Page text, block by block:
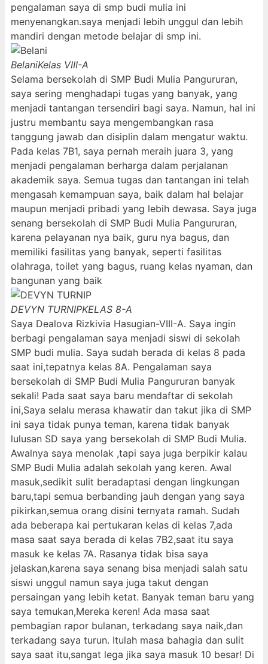
pengalaman saya di smp budi mulia ini
menyenangkan.saya menjadi lebih unggul dan lebih
mandiri dengan metode belajar di smp ini.
BelaniKelas VIII-A
Selama bersekolah di SMP Budi Mulia Pangururan,
saya sering menghadapi tugas yang banyak, yang
menjadi tantangan tersendiri bagi saya. Namun, hal ini
justru membantu saya mengembangkan rasa
tanggung jawab dan disiplin dalam mengatur waktu.
Pada kelas 7B1, saya pernah meraih juara 3, yang
menjadi pengalaman berharga dalam perjalanan
akademik saya. Semua tugas dan tantangan ini telah
mengasah kemampuan saya, baik dalam hal belajar
maupun menjadi pribadi yang lebih dewasa. Saya juga
senang bersekolah di SMP Budi Mulia Pangururan,
karena pelayanan nya baik, guru nya bagus, dan
memiliki fasilitas yang banyak, seperti fasilitas
olahraga, toilet yang bagus, ruang kelas nyaman, dan
bangunan yang baik
DEVYN TURNIPKELAS 8-A
Saya Dealova Rizkivia Hasugian-VIII-A. Saya ingin
berbagi pengalaman saya menjadi siswi di sekolah
SMP budi mulia. Saya sudah berada di kelas 8 pada
saat ini,tepatnya kelas 8A. Pengalaman saya
bersekolah di SMP Budi Mulia Pangururan banyak
sekali! Pada saat saya baru mendaftar di sekolah
ini,Saya selalu merasa khawatir dan takut jika di SMP
ini saya tidak punya teman, karena tidak banyak
lulusan SD saya yang bersekolah di SMP Budi Mulia.
Awalnya saya menolak ,tapi saya juga berpikir kalau
SMP Budi Mulia adalah sekolah yang keren. Awal
masuk,sedikit sulit beradaptasi dengan lingkungan
baru,tapi semua berbanding jauh dengan yang saya
pikirkan,semua orang disini ternyata ramah. Sudah
ada beberapa kai pertukaran kelas di kelas 7,ada
masa saat saya berada di kelas 7B2,saat itu saya
masuk ke kelas 7A. Rasanya tidak bisa saya
jelaskan,karena saya senang bisa menjadi salah satu
siswi unggul namun saya juga takut dengan
persaingan yang lebih ketat. Banyak teman baru yang
saya temukan,Mereka keren! Ada masa saat
pembagian rapor bulanan, terkadang saya naik,dan
terkadang saya turun. Itulah masa bahagia dan sulit
saya saat itu,sangat lega jika saya masuk 10 besar! Di